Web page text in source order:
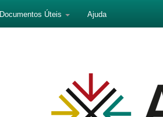
Documentos Úteis Ajuda